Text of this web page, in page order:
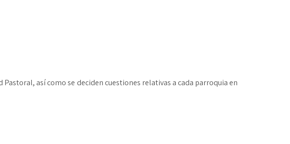
así como se deciden cuestiones relativas a cada parroquia en